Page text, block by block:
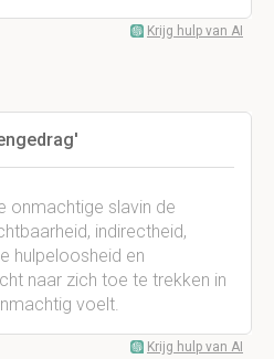
Krijg hulp van AI
onmachtige slavin de
indirectheid,
hulpeloosheid en
naar zich toe te trekken in
voelt.
Krijg hulp van AI